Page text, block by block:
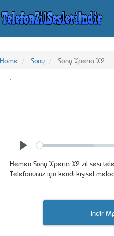
Home Sony Sony Xperia X2
Seek
Hemen Sony Xperia X2 zil sesi
Telefonunuz için kendi kişisel
İndir